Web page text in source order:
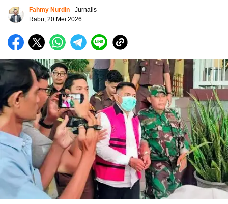
Fahmy Nurdin - Jurnalis
Rabu, 20 Mei 2026